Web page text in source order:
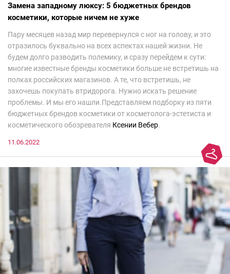
Замена западному люксу: 5 бюджетных брендов
косметики, которые ничем не хуже
Пару месяцев назад мир перевернулся с ног на голову, и это
отразилось буквально на всех аспектах нашей жизни. Не
будем долго разводить полемику, и сразу перейдем к сути:
многие известные бренды косметики больше не встретишь на
полках российских магазинов. А те, что встретишь, не
захочешь покупать втридорога. Нужно искать решение
проблемы. И мы его нашли.Представляем подборку из пяти
бюджетных брендов косметики от косметолога-эстетиста и
косметического обозревателя Ксении Вебер.
11.06.2022